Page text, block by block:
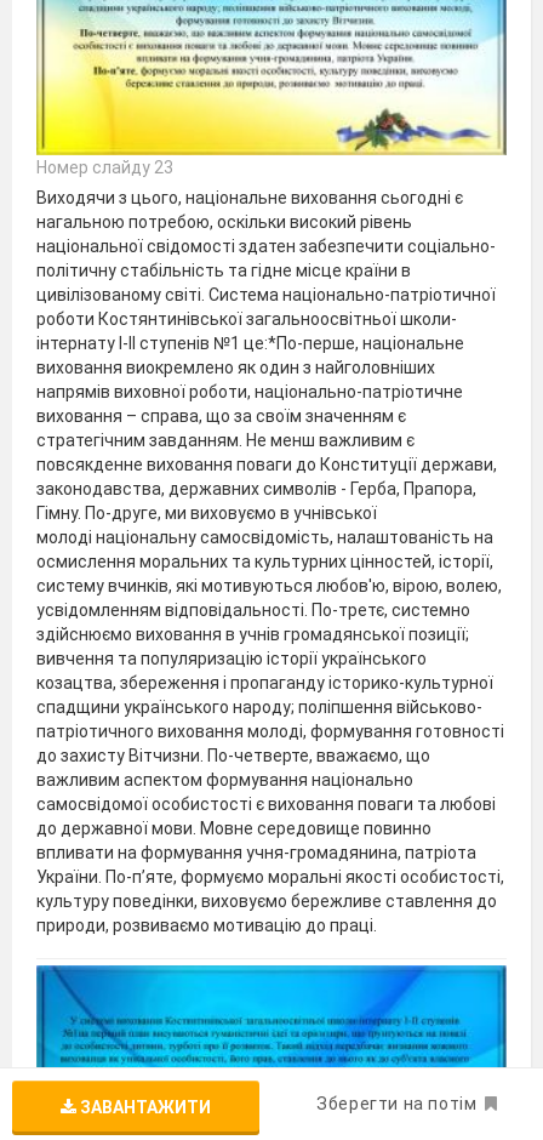
Номер слайду 23
Виходячи з цього, національне виховання сьогодні є
нагальною потребою, оскільки високий рівень
національної свідомості здатен забезпечити соціально-
політичну стабільність та гідне місце країни в
цивілізованому світі. Система національно-патріотичної
роботи Костянтинівської загальноосвітньої школи-
інтернату І-ІІ ступенів №1 це:*По-перше, національне
виховання виокремлено як один з найголовніших
напрямів виховної роботи, національно-патріотичне
виховання – справа, що за своїм значенням є
стратегічним завданням. Не менш важливим є
повсякденне виховання поваги до Конституції держави,
законодавства, державних символів - Герба, Прапора,
Гімну. По-друге, ми виховуємо в учнівської
молоді національну самосвідомість, налаштованість на
осмислення моральних та культурних цінностей, історії,
систему вчинків, які мотивуються любов'ю, вірою, волею,
усвідомленням відповідальності. По-третє, системно
здійснюємо виховання в учнів громадянської позиції;
вивчення та популяризацію історії українського
козацтва, збереження і пропаганду історико-культурної
спадщини українського народу; поліпшення військово-
патріотичного виховання молоді, формування готовності
до захисту Вітчизни. По-четверте, вважаємо, що
важливим аспектом формування національно
самосвідомої особистості є виховання поваги та любові
до державної мови. Мовне середовище повинно
впливати на формування учня-громадянина, патріота
України. По-п’яте, формуємо моральні якості особистості,
культуру поведінки, виховуємо бережливе ставлення до
природи, розвиваємо мотивацію до праці.
ЗАВАНТАЖИТИ Зберегти на потім